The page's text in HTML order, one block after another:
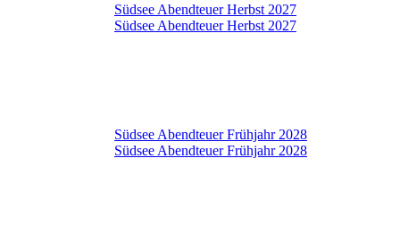
Südsee Abendteuer Herbst 2027
Südsee Abendteuer Herbst 2027
Südsee Abendteuer Frühjahr 2028
Südsee Abendteuer Frühjahr 2028